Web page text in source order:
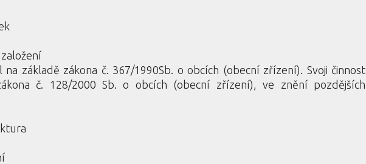
základě zákona č. 367/1990Sb. o obcích (obecní zřízení). Svoji činnost
č. 128/2000 Sb. o obcích (obecní zřízení), ve znění pozdějších